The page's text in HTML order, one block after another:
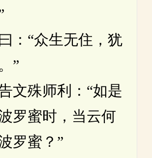
“众生无住，犹
”
殊师利：“如是
罗蜜时，当云何
罗蜜？”